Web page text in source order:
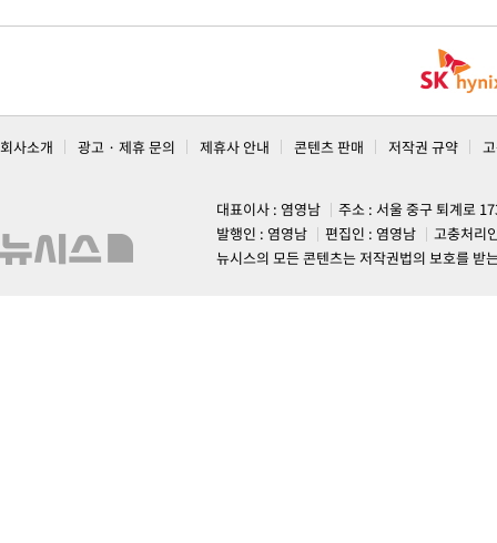
회사소개 광고 · 제휴 문의 제휴사 안내 콘텐츠 판매 저작권 규약
대표이사 : 염영남
주소 : 서울 중구 퇴계로
발행인 : 염영남
편집인 : 염영남
고충처리
뉴시스의 모든 콘텐츠는 저작권법의 보호를